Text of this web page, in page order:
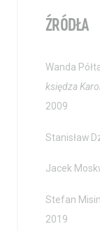
ŹRÓDŁA
Wanda
księdza
2009
Stanisław
Jacek
Stefan
2019